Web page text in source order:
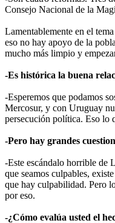
Consejo Nacional de la
Lamentablemente en el
eso no hay apoyo de la
mucho más limpio y
-Es histórica la buena
-Esperemos que podamos
Mercosur, y con Uruguay
persecución política. Eso lo
-Pero hay grandes
-Este escándalo horrible de
que seamos culpables,
que hay culpabilidad. Pero
por eso.
-¿Cómo evalúa usted el